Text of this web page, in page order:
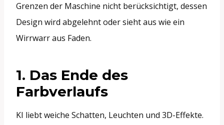
Grenzen der Maschine nicht berücksichtigt, dessen
Design wird abgelehnt oder sieht aus wie ein
Wirrwarr aus Faden.
1. Das Ende des
Farbverlaufs
KI liebt weiche Schatten, Leuchten und 3D-Effekte.